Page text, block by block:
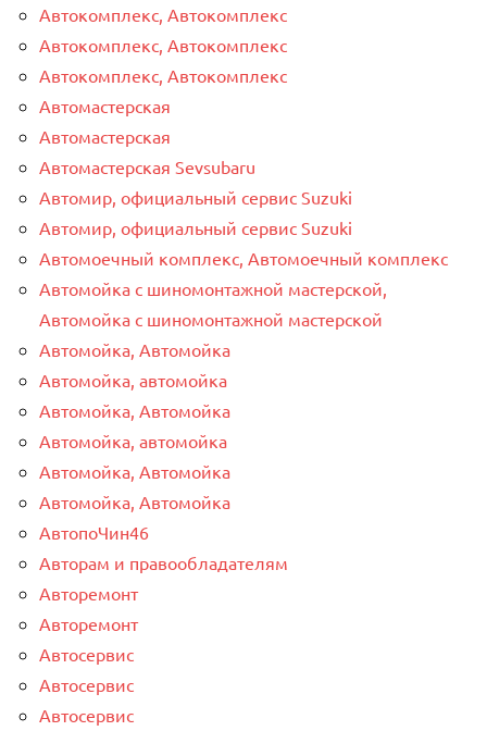
Автокомплекс, Автокомплекс
Автокомплекс, Автокомплекс
Автокомплекс, Автокомплекс
Автомастерская
Автомастерская
Автомастерская Sevsubaru
Автомир, официальный сервис Suzuki
Автомир, официальный сервис Suzuki
Автомоечный комплекс, Автомоечный комплекс
Автомойка с шиномонтажной мастерской,
Автомойка с шиномонтажной мастерской
Автомойка, Автомойка
Автомойка, автомойка
Автомойка, Автомойка
Автомойка, автомойка
Автомойка, Автомойка
Автомойка, Автомойка
АвтопоЧин46
Авторам и правообладателям
Авторемонт
Авторемонт
Автосервис
Автосервис
Автосервис